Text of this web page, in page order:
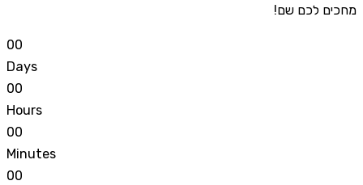
מחכים לכם שם!
00
Days
00
Hours
00
Minutes
00